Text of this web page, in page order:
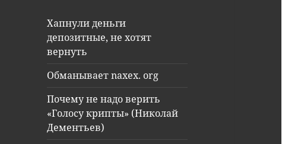
Хапнули деньги
депозитные, не хотят
вернуть
Обманывает naxex. org
Почему не надо верить
«Голосу крипты» (Николай
Дементьев)